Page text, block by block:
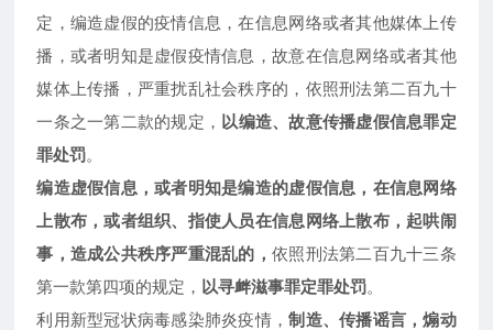
定，编造虚假的疫情信息，在信息网络或者其他媒体上传
播，或者明知是虚假疫情信息，故意在信息网络或者其他
媒体上传播，严重扰乱社会秩序的，依照刑法第二百九十
一条之一第二款的规定， 以编造、故意传播虚假信息罪定
罪处罚。
编造虚假信息，或者明知是编造的虚假信息，在信息网络
上散布，或者组织、指使人员在信息网络上散布，起哄闹
事，造成公共秩序严重混乱的，依照刑法第二百九十三条
第一款第四项的规定， 以寻衅滋事罪定罪处罚。
利用新型冠状病毒感染肺炎疫情，制造、传播谣言，煽动